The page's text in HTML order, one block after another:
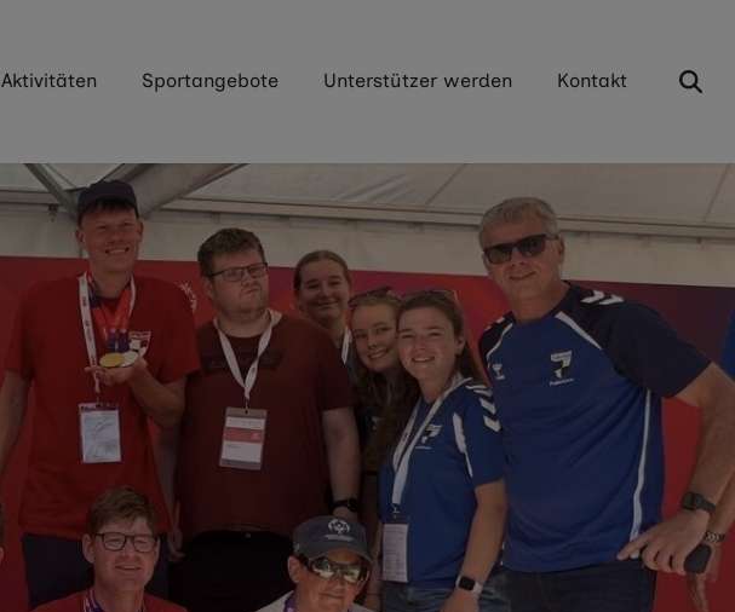
Aktivitäten Sportangebote Unterstützer werden Kontakt